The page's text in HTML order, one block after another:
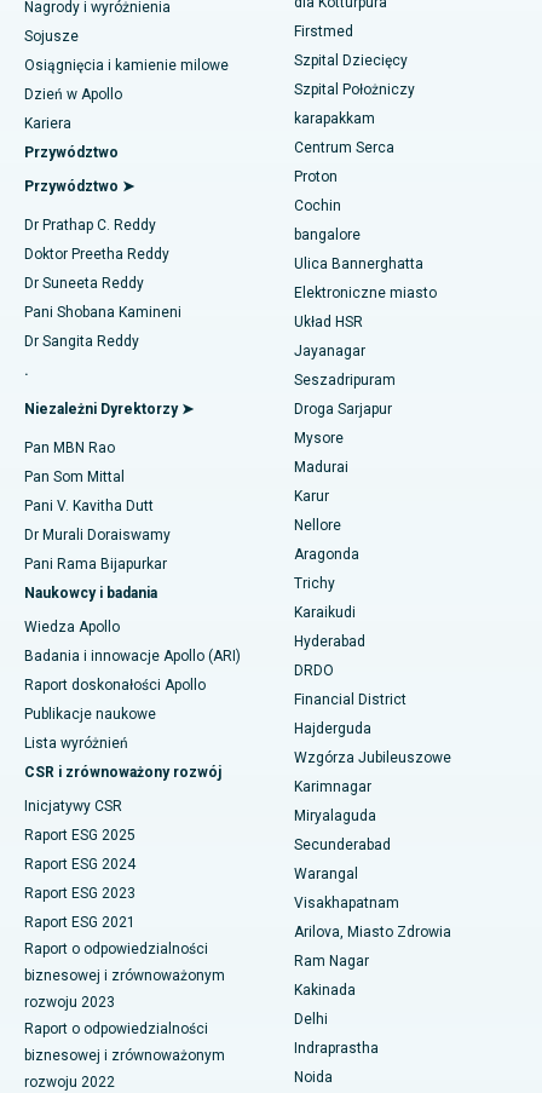
Znajdź dermatologa
Znajdź urologa
Znajdź diabetologa
Znajdź ginekologa
Znajdź lekarza ogólnego
Znajdź psychologa
Znajdź chirurga ogólnego
Najlepszy szpital w Tondiarpet, Chennai
Najlepszy szpital w Kotturpuram, Chennai
Najlepszy szpital na Kovai Road, Karur
Najlepszy szpital w Karapakkam, Chennai
Najlepszy szpital w Arilova, Vizag
Najlepszy szpital przy Kanpur Road w Lucknow
Najlepszy szpital w sektorze 26, Noida
Najlepszy szpital w Gandhinagarze, Ahmedabad
Najlepszy szpital w Aragondzie, Andhra Pradesh
Najlepszy szpital przy Bannerghatta Road w Bangalore
Najlepszy szpital w oddziale 15 w Bhubaneswar
Najlepszy szpital przy Seepat Road w Bilaspur
Najlepszy szpital w Ellisbridge, Ahmedabad
Najlepszy szpital w Nowym Delhi
Najlepszy szpital w DRDO, Hajdarabad
Najlepszy szpital przy GS Road w Guwahati
Najlepszy szpital w Hajdarabadzie
Najlepszy szpital w Vijay Nagar, Indore
Najlepszy szpital przy Suryaraopeta Main Road, Kakinada
Najlepszy szpital przy Canal Circular Road w Kalkucie
Najlepszy szpital w dzielnicy biznesowej Belapur, Navi Mumbai
Najlepszy szpital w Panchavati, Nashik
Najlepszy szpital w Secunderabad, Hajdarabad
Liposukcja
Angiogram wieńcowy
Wymiana przezcewnikowej zastawki aortalnej
Naprawa zastawki MitraClip
Minimalnie inwazyjna kardiochirurgia
Ablacja cewnika
Ablacja endometrium
Embolizacja tętnicy macicznej
Operacja raka piersi
Brachyterapia
Kolonoskopia
Polipektomia
Głęboka stymulacja mózgu
Dializa otrzewnowa
Biopsja nerki
Paratyroidektomia
Chirurgia cytoredukcyjna
Ceramiczna całkowita wymiana stawu kolanowego
ERCP
Nagrody i wyróżnienia
Sojusze
Osiągnięcia i kamienie milowe
Dzień w Apollo
Kariera
Przywództwo
Przywództwo ➤
Dr Prathap C. Reddy
Doktor Preetha Reddy
Dr Suneeta Reddy
Pani Shobana Kamineni
Dr Sangita Reddy
.
Niezależni Dyrektorzy ➤
Pan MBN Rao
Pan Som Mittal
Pani V. Kavitha Dutt
Dr Murali Doraiswamy
Pani Rama Bijapurkar
Naukowcy i badania
Wiedza Apollo
Badania i innowacje Apollo (ARI)
Raport doskonałości Apollo
Publikacje naukowe
Lista wyróżnień
CSR i zrównoważony rozwój
Inicjatywy CSR
Raport ESG 2025
Raport ESG 2024
Raport ESG 2023
Raport ESG 2021
Raport o odpowiedzialności
biznesowej i zrównoważonym
rozwoju 2023
Raport o odpowiedzialności
biznesowej i zrównoważonym
rozwoju 2022
Firstmed
Szpital Dziecięcy
Szpital Położniczy
karapakkam
Centrum Serca
Proton
Cochin
bangalore
Ulica Bannerghatta
Elektroniczne miasto
Układ HSR
Jayanagar
Seszadripuram
Droga Sarjapur
Mysore
Madurai
Karur
Nellore
Aragonda
Trichy
Karaikudi
Hyderabad
DRDO
Financial District
Hajderguda
Wzgórza Jubileuszowe
Karimnagar
Miryalaguda
Secunderabad
Warangal
Visakhapatnam
Arilova, Miasto Zdrowia
Ram Nagar
Kakinada
Delhi
Indraprastha
Noida